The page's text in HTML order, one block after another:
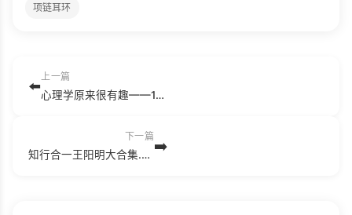
项链耳环
⬅️
上一篇
心理学原来很有趣——16位大师的精华课.pdf
下一篇
知行合一王阳明大合集.mobi ➡️